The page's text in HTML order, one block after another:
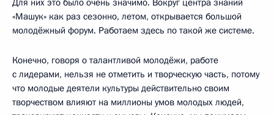
«Машук» как раз сезонно, летом, открывается большой
молодёжный форум. Работаем здесь по такой же системе.
Конечно, говоря о талантливой молодёжи, работе
с лидерами, нельзя не отметить и творческую часть, потому
что молодые деятели культуры действительно своим
творчеством влияют на миллионы умов молодых людей,